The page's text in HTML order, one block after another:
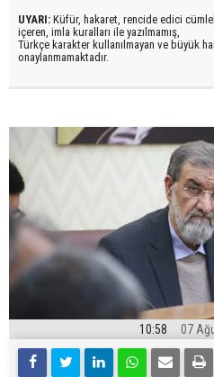
UYARI: Küfür, hakaret, rencide edici
içeren, imla kuralları ile yazılmamış,
Türkçe karakter kullanılmayan ve büyük
onaylanmamaktadır.
10:58 07